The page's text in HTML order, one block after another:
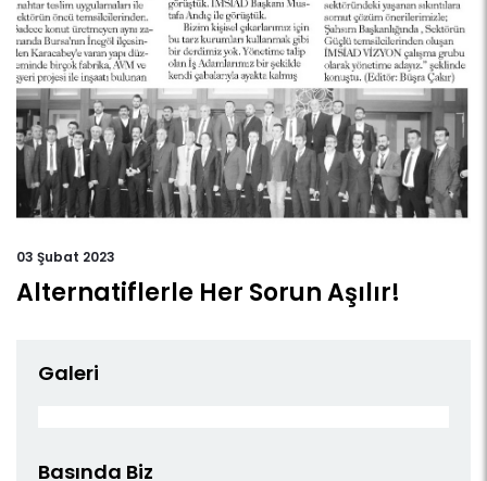
03 Şubat 2023
Alternatiflerle Her Sorun Aşılır!
Galeri
Basında Biz